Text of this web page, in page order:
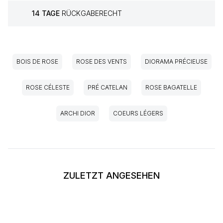
14 TAGE RÜCKGABERECHT
BOIS DE ROSE ROSE DES VENTS DIORAMA PRÉCIEUSE
ROSE CÉLESTE PRÉ CATELAN ROSE BAGATELLE
ARCHI DIOR COEURS LÉGERS
ZULETZT ANGESEHEN